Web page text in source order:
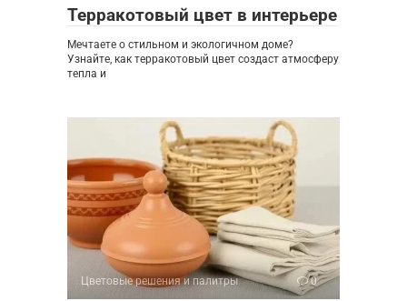
Терракотовый цвет в интерьере
Мечтаете о стильном и экологичном доме?
Узнайте, как терракотовый цвет создаст атмосферу
тепла и
Цветовые решения и палитры 0